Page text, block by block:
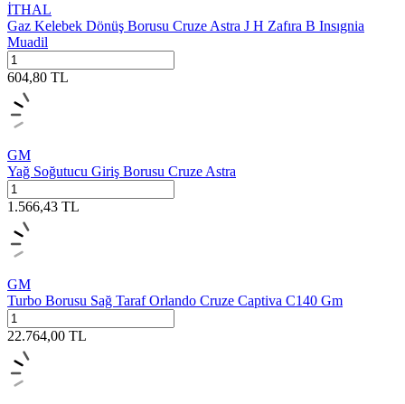
İTHAL
Gaz Kelebek Dönüş Borusu Cruze Astra J H Zafıra B Insıgnia
Muadil
604,80 TL
GM
Yağ Soğutucu Giriş Borusu Cruze Astra
1.566,43 TL
GM
Turbo Borusu Sağ Taraf Orlando Cruze Captiva C140 Gm
22.764,00 TL